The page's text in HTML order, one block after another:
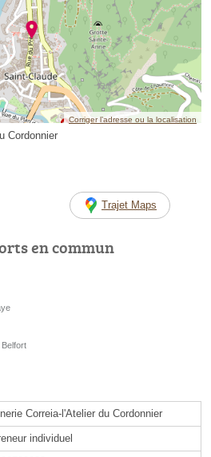
Corriger l’adresse ou la localisation
Cordonnier
Trajet Maps
en commun
Correia-l'Atelier du Cordonnier
individuel